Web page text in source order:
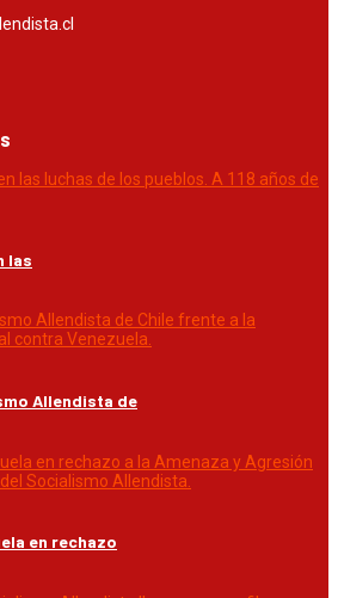
las
Allendista de
en rechazo